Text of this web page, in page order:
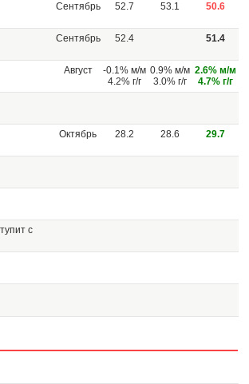
Сентябрь 52.7 53.1 50.6
Сентябрь 52.4 51.4
Август
-0.1% м/м
4.2% г/г
0.9% м/м
3.0% г/г
2.6% м/м
4.7% г/г
Октябрь 28.2 28.6 29.7
с